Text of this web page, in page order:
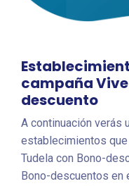
campaña
descuento
A continuación verás
establecimientos que
Tudela con Bono-
Bono-descuentos en